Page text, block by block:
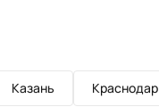
Казань Краснодар